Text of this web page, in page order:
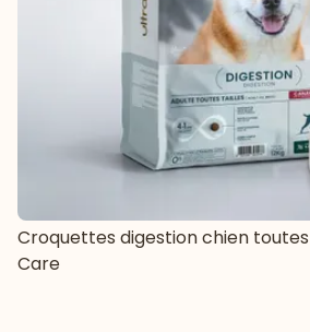
Croquettes digestion chien
Care